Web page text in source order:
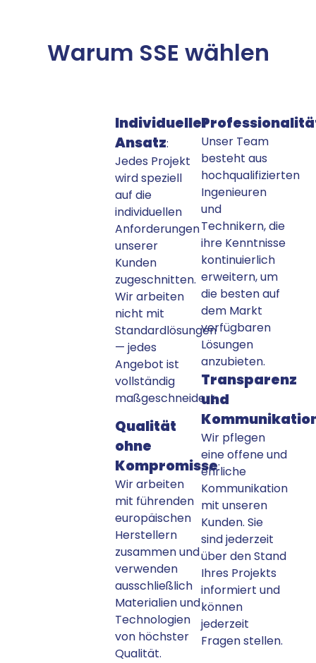
Warum SSE wählen
Individueller
Ansatz:
Jedes Projekt
wird speziell
auf die
individuellen
Anforderungen
unserer
Kunden
zugeschnitten.
Wir arbeiten
nicht mit
Standardlösungen
— jedes
Angebot ist
vollständig
maßgeschneidert.
Qualität
ohne
Kompromisse:
Wir arbeiten
mit führenden
europäischen
Herstellern
zusammen und
verwenden
ausschließlich
Materialien und
Technologien
von höchster
Qualität.
Unser Team
besteht aus
hochqualifizierten
Ingenieuren
und
Technikern, die
ihre Kenntnisse
kontinuierlich
erweitern, um
die besten auf
dem Markt
verfügbaren
Lösungen
anzubieten.
Transparenz
und
Wir pflegen
eine offene und
ehrliche
Kommunikation
mit unseren
Kunden. Sie
sind jederzeit
über den Stand
Ihres Projekts
informiert und
können
jederzeit
Fragen stellen.